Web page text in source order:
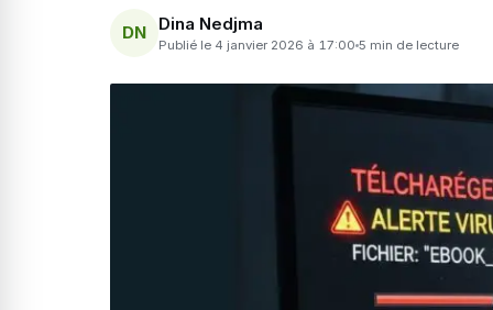
DN Dina Nedjma
Publié le 4 janvier 2026 à 17:00 5 min de lecture